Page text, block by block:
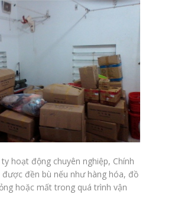
hoạt động chuyên nghiệp, Chính
được đền bù nếu như hàng hóa, đồ
hoặc mất trong quá trình vận